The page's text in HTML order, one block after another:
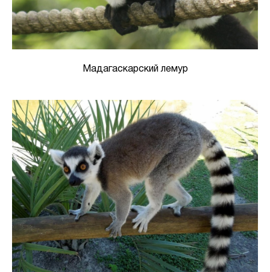
Мадагаскарский лемур